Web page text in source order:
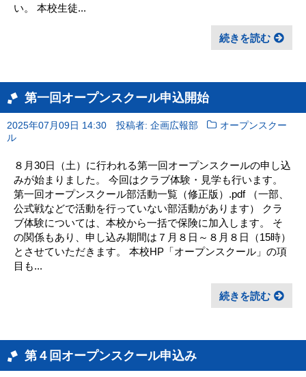
い。 本校生徒...
続きを読む
第一回オープンスクール申込開始
2025年07月09日 14:30 投稿者: 企画広報部
オープンスクー
ル
８月30日（土）に行われる第一回オープンスクールの申し込
みが始まりました。 今回はクラブ体験・見学も行います。
第一回オープンスクール部活動一覧（修正版）.pdf （一部、
公式戦などで活動を行っていない部活動があります） クラ
ブ体験については、本校から一括で保険に加入します。 そ
の関係もあり、申し込み期間は７月８日～８月８日（15時）
とさせていただきます。 本校HP「オープンスクール」の項
目も...
続きを読む
第４回オープンスクール申込み